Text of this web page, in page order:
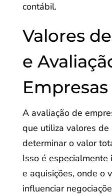
contábil.
Valores
e
Empresas
A avaliação de
que utiliza valores de
determinar o valor
Isso é
e aquisições, onde o
influenciar